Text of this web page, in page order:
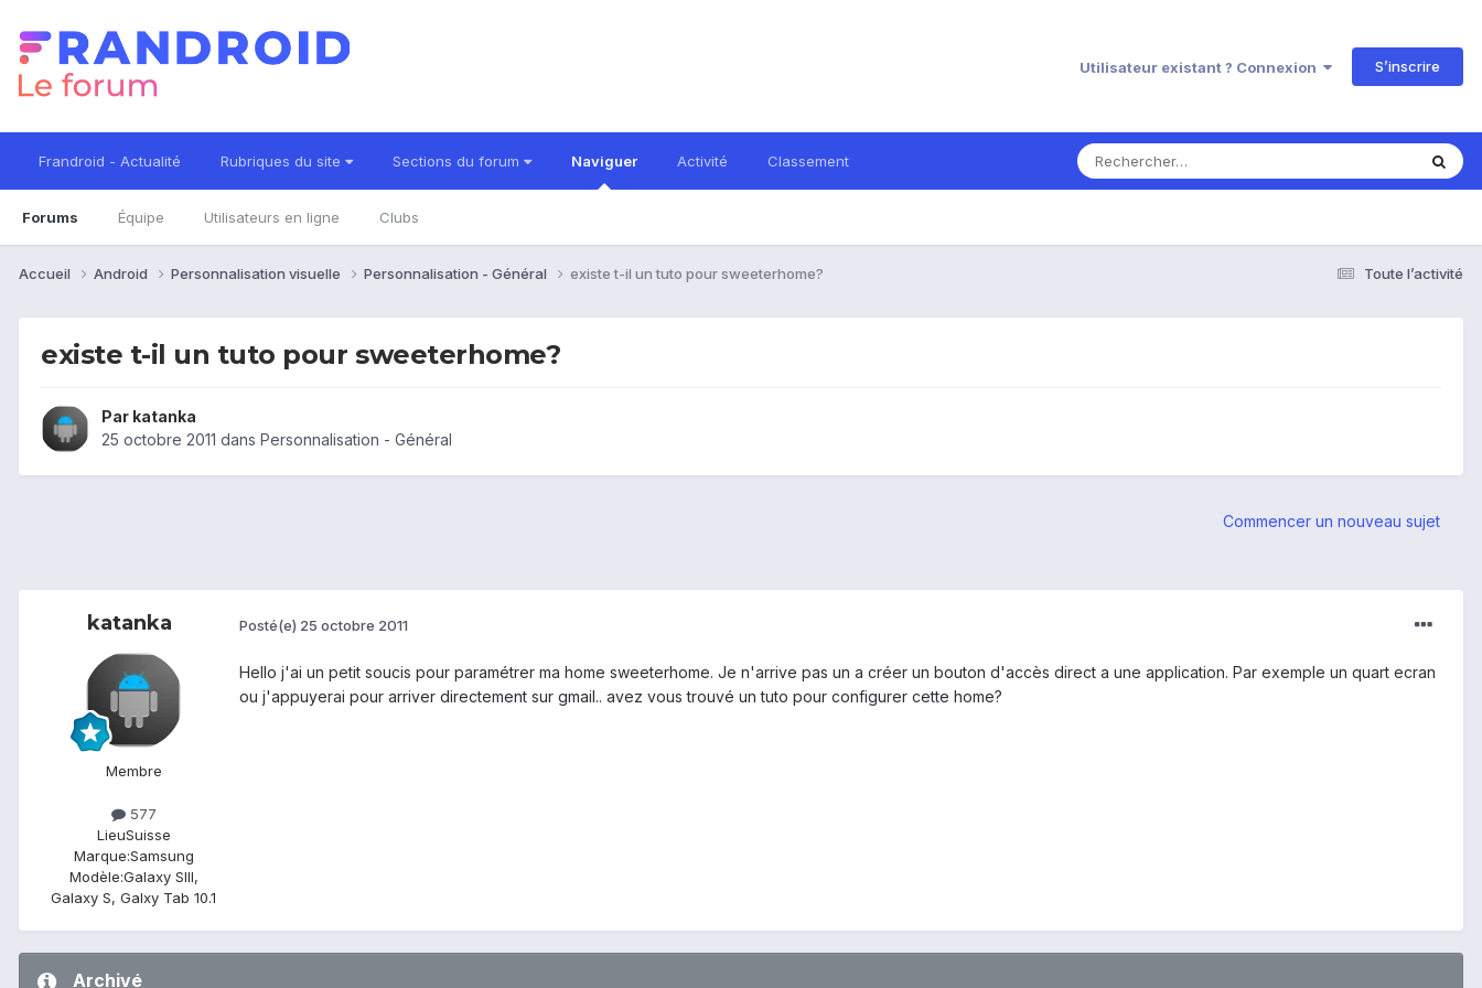
Utilisateur existant ? Connexion S’inscrire
Frandroid - Actualité Rubriques du site Sections du forum Naviguer
Forums Équipe Utilisateurs en ligne Clubs
Activité Classement
Toute l’activité
Accueil Android Personnalisation visuelle Personnalisation - Général existe t-il un tuto pour sweeterhome?
existe t-il un tuto pour sweeterhome?
Par katanka
25 octobre 2011 dans Personnalisation - Général
Commencer un nouveau sujet
katanka
Membre
577
LieuSuisse
Marque:Samsung
Modèle:Galaxy SIII,
Galaxy S, Galxy Tab 10.1
Posté(e) 25 octobre 2011
Hello j'ai un petit soucis pour paramétrer ma home sweeterhome. Je n'arrive pas un a créer un bouton d'accès direct a une application. Par exemple un quart ecran
ou j'appuyerai pour arriver directement sur gmail.. avez vous trouvé un tuto pour configurer cette home?
Archivé